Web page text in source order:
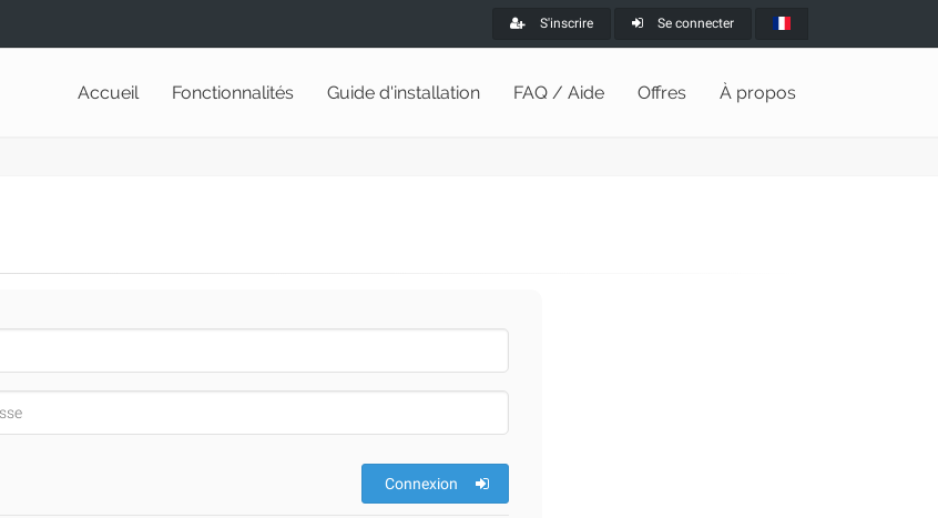
S'inscrire Se connecter
Accueil Fonctionnalités Guide d'installation FAQ / Aide Offres À propos
Connexion